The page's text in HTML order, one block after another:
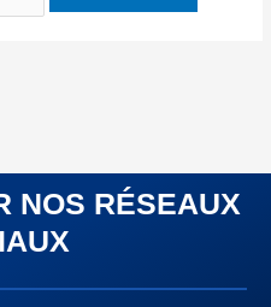
NOS RÉSEAUX